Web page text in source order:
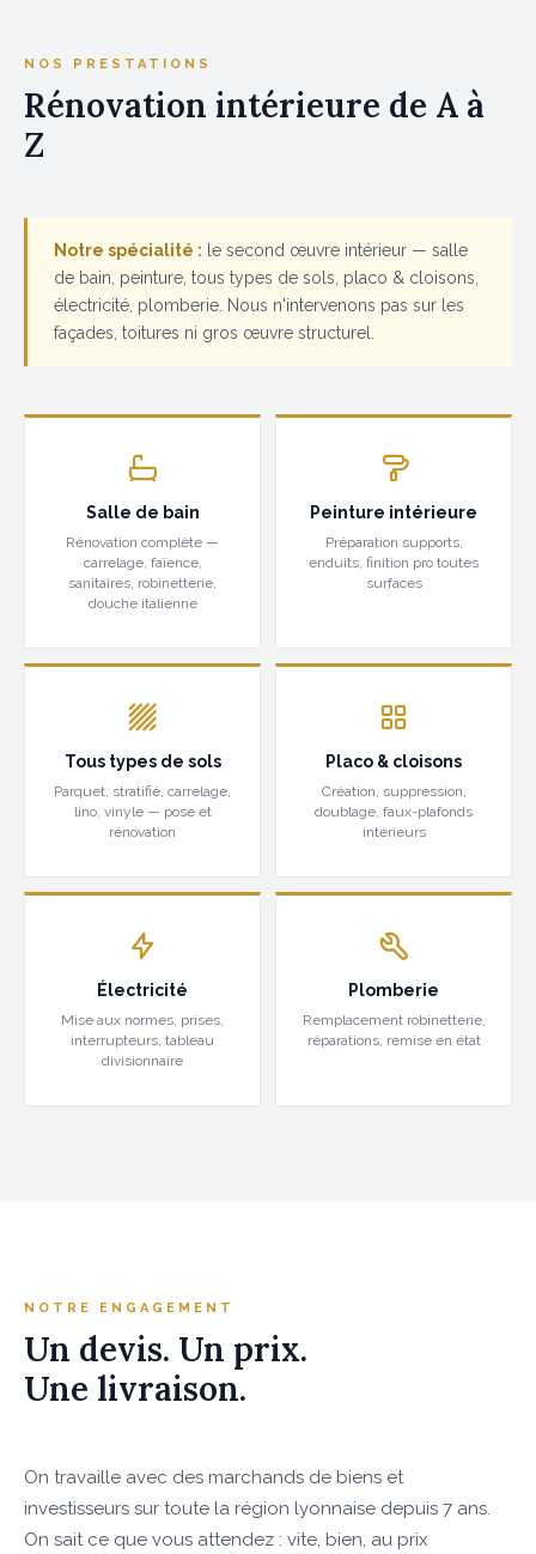
NOS PRESTATIONS
Rénovation intérieure de A à
Z
Notre spécialité : le second œuvre intérieur — salle
de bain, peinture, tous types de sols, placo & cloisons,
électricité, plomberie. Nous n'intervenons pas sur les
façades, toitures ni gros œuvre structurel.
Salle de bain
Rénovation complète —
carrelage, faïence,
sanitaires, robinetterie,
douche italienne
Peinture intérieure
Préparation supports,
enduits, finition pro toutes
surfaces
Tous types de sols
Parquet, stratifié, carrelage,
lino, vinyle — pose et
rénovation
Placo & cloisons
Création, suppression,
doublage, faux-plafonds
intérieurs
Électricité
Mise aux normes, prises,
interrupteurs, tableau
divisionnaire
Plomberie
Remplacement robinetterie,
réparations, remise en état
NOTRE ENGAGEMENT
Un devis. Un prix.
Une livraison.
On travaille avec des marchands de biens et
investisseurs sur toute la région lyonnaise depuis 7 ans.
On sait ce que vous attendez : vite, bien, au prix